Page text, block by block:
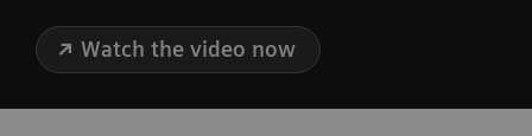
Watch the video now